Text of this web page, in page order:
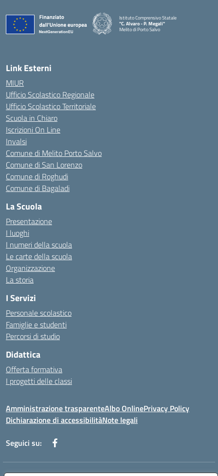
Istituto Comprensivo Statale
"C. Alvaro - P. Megali"
Melito di Porto Salvo
Link Esterni
MIUR
Ufficio Scolastico Regionale
Ufficio Scolastico Territoriale
Scuola in Chiaro
Iscrizioni On Line
Invalsi
Comune di Melito Porto Salvo
Comune di San Lorenzo
Comune di Roghudi
Comune di Bagaladi
La Scuola
Presentazione
I luoghi
I numeri della scuola
Le carte della scuola
Organizzazione
La storia
I Servizi
Personale scolastico
Famiglie e studenti
Percorsi di studio
Didattica
Offerta formativa
I progetti delle classi
Amministrazione trasparenteAlbo OnlinePrivacy Policy
Dichiarazione di accessibilitàNote legali
Seguici su: